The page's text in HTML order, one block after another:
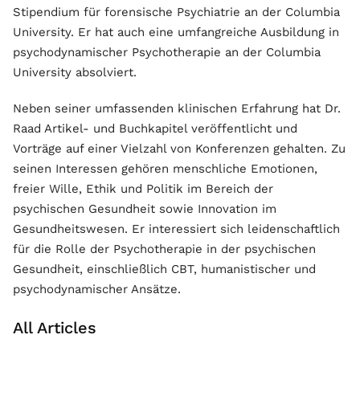
Stipendium für forensische Psychiatrie an der Columbia
University. Er hat auch eine umfangreiche Ausbildung in
psychodynamischer Psychotherapie an der Columbia
University absolviert.
Neben seiner umfassenden klinischen Erfahrung hat Dr.
Raad Artikel- und Buchkapitel veröffentlicht und
Vorträge auf einer Vielzahl von Konferenzen gehalten. Zu
seinen Interessen gehören menschliche Emotionen,
freier Wille, Ethik und Politik im Bereich der
psychischen Gesundheit sowie Innovation im
Gesundheitswesen. Er interessiert sich leidenschaftlich
für die Rolle der Psychotherapie in der psychischen
Gesundheit, einschließlich CBT, humanistischer und
psychodynamischer Ansätze.
All Articles